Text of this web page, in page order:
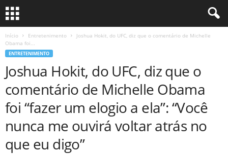
Início Entretenimento
Joshua Hokit, do UFC, diz que o comentário de Michelle
Obama foi...
ENTRETENIMENTO
Joshua Hokit, do UFC, diz que o
comentário de Michelle Obama
foi “fazer um elogio a ela”: “Você
nunca me ouvirá voltar atrás no
que eu digo”